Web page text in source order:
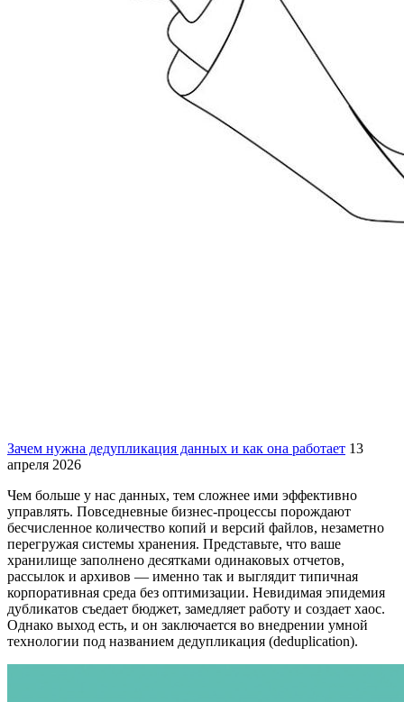
Зачем нужна дедупликация данных и как она работает 13
апреля 2026
Чем больше у нас данных, тем сложнее ими эффективно
управлять. Повседневные бизнес-процессы порождают
бесчисленное количество копий и версий файлов, незаметно
перегружая системы хранения. Представьте, что ваше
хранилище заполнено десятками одинаковых отчетов,
рассылок и архивов — именно так и выглядит типичная
корпоративная среда без оптимизации. Невидимая эпидемия
дубликатов съедает бюджет, замедляет работу и создает хаос.
Однако выход есть, и он заключается во внедрении умной
технологии под названием дедупликация (deduplication).